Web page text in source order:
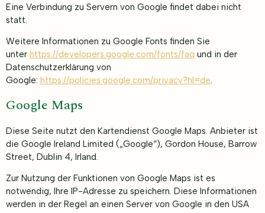
Eine Verbindung zu Servern von Google findet dabei nicht
statt.
Weitere Informationen zu Google Fonts finden Sie
unter https://developers.google.com/fonts/faq und in der
Datenschutzerklärung von
Google: https://policies.google.com/privacy?hl=de.
Google Maps
Diese Seite nutzt den Kartendienst Google Maps. Anbieter ist
die Google Ireland Limited („Google“), Gordon House, Barrow
Street, Dublin 4, Irland.
Zur Nutzung der Funktionen von Google Maps ist es
notwendig, Ihre IP-Adresse zu speichern. Diese Informationen
werden in der Regel an einen Server von Google in den USA